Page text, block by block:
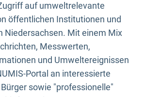
auf umweltrelevante
öffentlichen Institutionen und
Niedersachsen. Mit einem Mix
Messwerten,
und Umweltereignissen
Portal an interessierte
sowie "professionelle"